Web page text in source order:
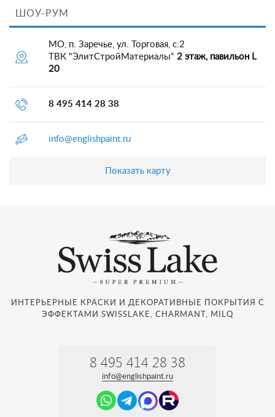
ШОУ-РУМ
МО, п. Заречье, ул. Торговая, с.2
ТВК "ЭлитСтройМатериалы" 2 этаж, павильон L
20
8 495 414 28 38
info@englishpaint.ru
Показать карту
ИНТЕРЬЕРНЫЕ КРАСКИ И ДЕКОРАТИВНЫЕ ПОКРЫТИЯ С
ЭФФЕКТАМИ SWISSLAKE, CHARMANT, MILQ
8 495 414 28 38
info@englishpaint.ru